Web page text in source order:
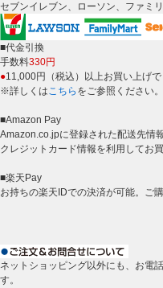
セブンイレブン、ローソン、ファミ
■代金引換
手数料330円
●11,000円（税込）以上お買い上げで
※詳しくはこちら をご参照ください。
■Amazon Pay
Amazon.co.jpに登録された配送先情
クレジットカード情報を利用してお
■楽天Pay
お持ちの楽天IDでの決済が可能。ご
ネットショッピング以外にも、お電
す。